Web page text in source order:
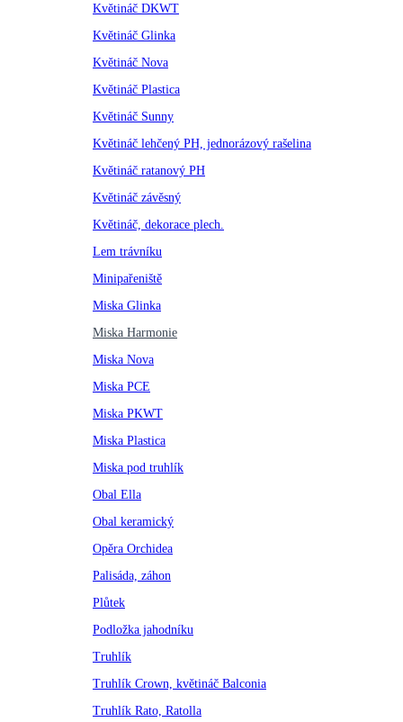
Květináč DKWT
Květináč Glinka
Květináč Nova
Květináč Plastica
Květináč Sunny
Květináč lehčený PH, jednorázový rašelina
Květináč ratanový PH
Květináč závěsný
Květináč, dekorace plech.
Lem trávníku
Minipařeniště
Miska Glinka
Miska Harmonie
Miska Nova
Miska PCE
Miska PKWT
Miska Plastica
Miska pod truhlík
Obal Ella
Obal keramický
Opěra Orchidea
Palisáda, záhon
Plůtek
Podložka jahodníku
Truhlík
Truhlík Crown, květináč Balconia
Truhlík Rato, Ratolla